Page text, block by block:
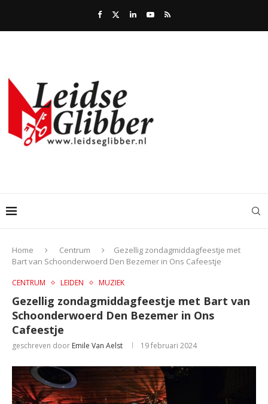
Home Centrum
Gezellig zondagmiddagfeestje met
Bart van Schoonderwoerd Den Bezemer in Ons Cafeestje
CENTRUM LEIDEN MUZIEK
Gezellig zondagmiddagfeestje met Bart van
Schoonderwoerd Den Bezemer in Ons
Cafeestje
geschreven door Emile Van Aelst 19 februari 2024